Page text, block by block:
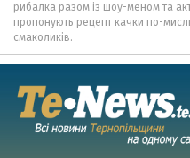
рибалка разом із шоу-меном та
пропонують рецепт качки по-
смаколиків.